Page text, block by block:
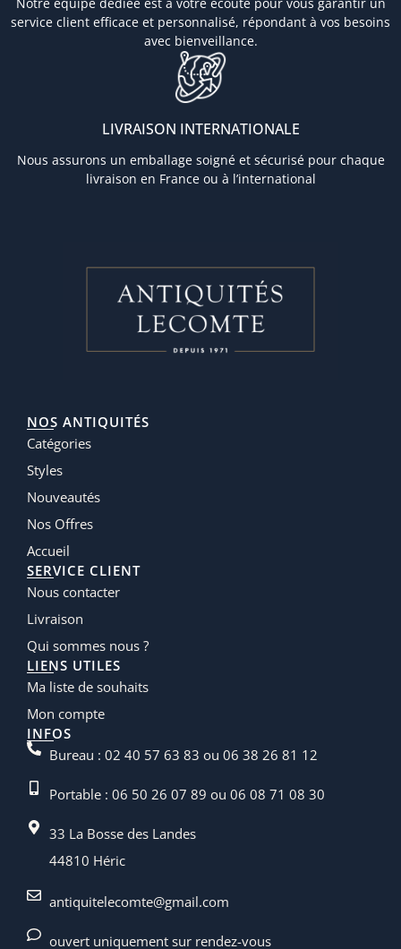
service client efficace et personnalisé, répondant à vos besoins
avec bienveillance.
LIVRAISON INTERNATIONALE
Nous assurons un emballage soigné et sécurisé pour chaque
livraison en France ou à l’international
NOS ANTIQUITÉS
Catégories
Styles
Nouveautés
Nos Offres
Accueil
SERVICE CLIENT
Nous contacter
Livraison
Qui sommes nous ?
LIENS UTILES
Ma liste de souhaits
Mon compte
INFOS
Bureau : 02 40 57 63 83 ou 06 38 26 81 12
Portable : 06 50 26 07 89 ou 06 08 71 08 30
33 La Bosse des Landes
44810 Héric
antiquitelecomte@gmail.com
ouvert uniquement sur rendez-vous